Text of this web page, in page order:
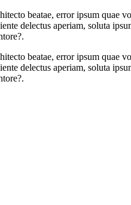
beatae, error ipsum quae
delectus aperiam, soluta
beatae, error ipsum quae
delectus aperiam, soluta